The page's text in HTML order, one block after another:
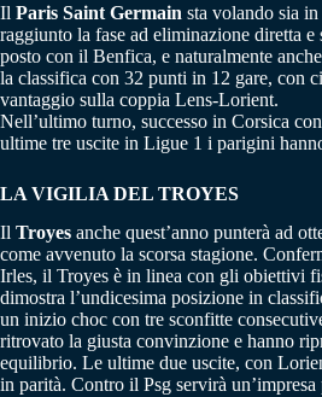
Il Paris Saint Germain sta volando sia
raggiunto la fase ad eliminazione diretta
posto con il Benfica, e naturalmente
la classifica con 32 punti in 12 gare, con
vantaggio sulla coppia Lens-Lorient.
Nell’ultimo turno, successo in Corsica
ultime tre uscite in Ligue 1 i parigini
LA VIGILIA DEL TROYES
Il Troyes anche quest’anno punterà ad
come avvenuto la scorsa stagione.
Irles, il Troyes è in linea con gli obiettivi
dimostra l’undicesima posizione in
un inizio choc con tre sconfitte
ritrovato la giusta convinzione e hanno
equilibrio. Le ultime due uscite, con
in parità. Contro il Psg servirà un’impresa